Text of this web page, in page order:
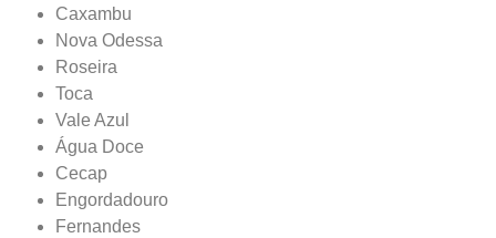
Caxambu
Nova Odessa
Roseira
Toca
Vale Azul
Água Doce
Cecap
Engordadouro
Fernandes